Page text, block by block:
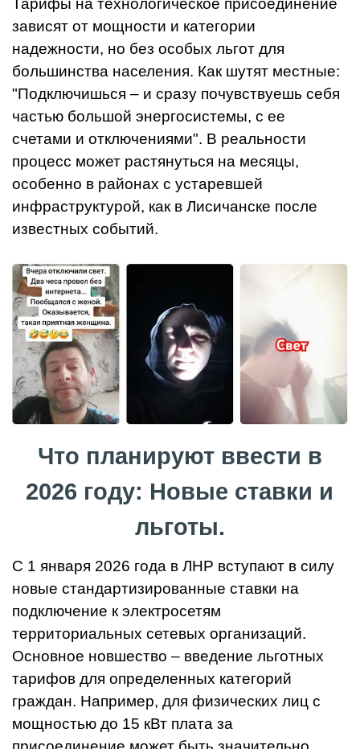
Тарифы на технологическое присоединение
зависят от мощности и категории
надежности, но без особых льгот для
большинства населения. Как шутят местные:
"Подключишься – и сразу почувствуешь себя
частью большой энергосистемы, с ее
счетами и отключениями". В реальности
процесс может растянуться на месяцы,
особенно в районах с устаревшей
инфраструктурой, как в Лисичанске после
известных событий.
Что планируют ввести в
2026 году: Новые ставки и
льготы.
С 1 января 2026 года в ЛНР вступают в силу
новые стандартизированные ставки на
подключение к электросетям
территориальных сетевых организаций.
Основное новшество – введение льготных
тарифов для определенных категорий
граждан. Например, для физических лиц с
мощностью до 15 кВт плата за